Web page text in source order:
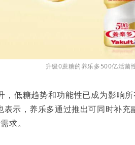
升级0蔗糖的养乐多500亿活菌
，低糖趋势和功能性已成为影响
表示，养乐多通过推出可同时补
求。